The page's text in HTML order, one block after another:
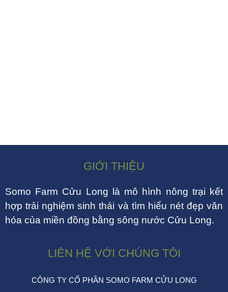
GIỚI THIỆU
Somo Farm Cửu Long là mô hình nông trại kết
hợp trải nghiệm sinh thái và tìm hiểu nét đẹp văn
hóa của miền đồng bằng sông nước Cửu Long.
LIÊN HỆ VỚI CHÚNG TÔI
CÔNG TY CỔ PHẦN SOMO FARM CỬU LONG